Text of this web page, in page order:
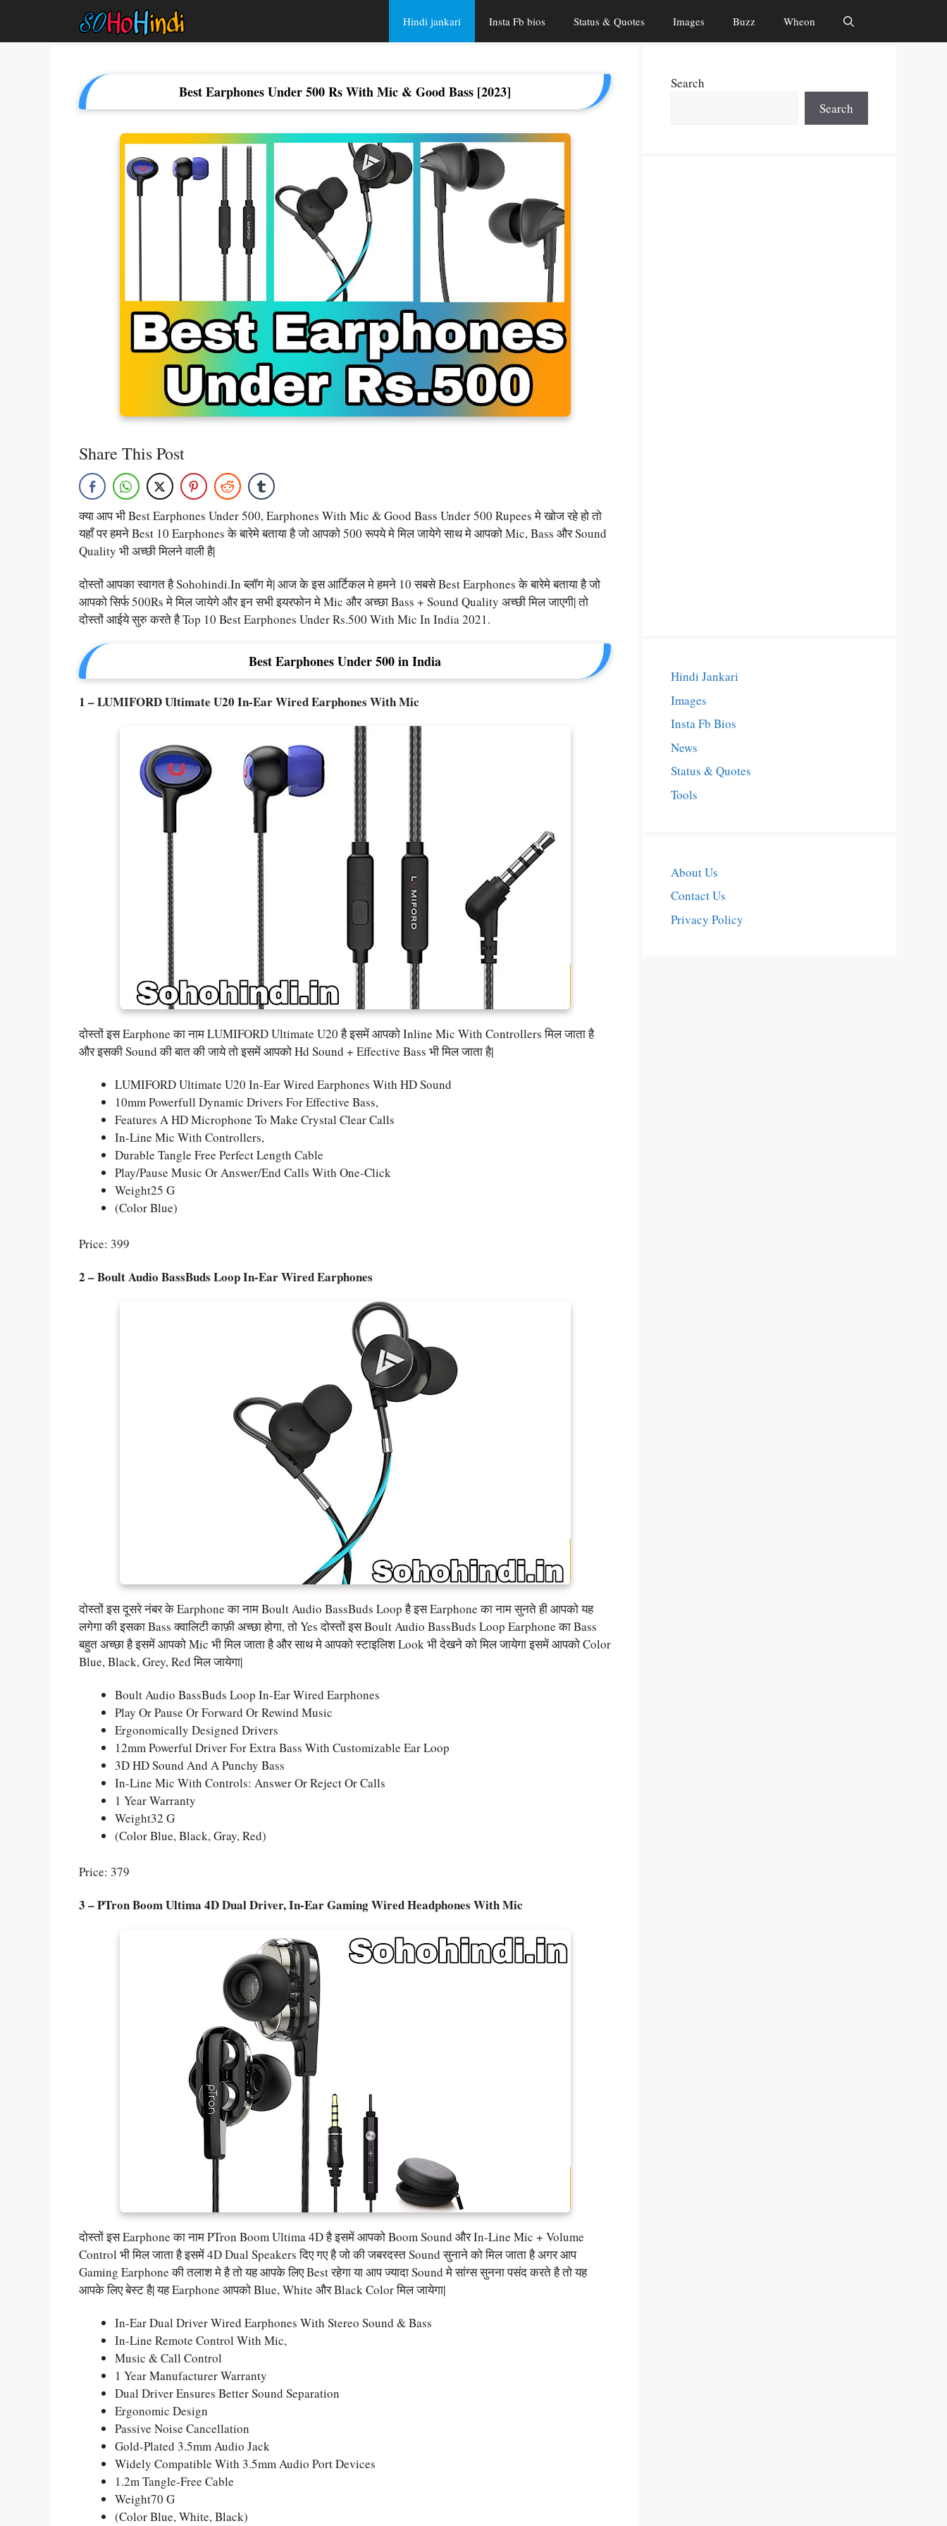
Content
Hindi jankari Insta Fb bios Status & Quotes Images Buzz Wheon
Best Earphones Under 500 Rs With Mic & Good Bass [2023]
Share This Post
क्या आप भी Best Earphones Under 500, Earphones With Mic & Good Bass Under 500 Rupees मे खोज रहे हो तो
यहाँ पर हमने Best 10 Earphones के बारेमे बताया है जो आपको 500 रूपये मे मिल जायेगे साथ मे आपको Mic, Bass और Sound
Quality भी अच्छी मिलने वाली है|
दोस्तों आपका स्वागत है Sohohindi.in ब्लॉग मे| आज के इस आर्टिकल मे हमने 10 सबसे Best Earphones के बारेमे बताया है जो
आपको सिर्फ 500Rs मे मिल जायेगे और इन सभी इयरफोन मे Mic और अच्छा Bass + Sound Quality अच्छी मिल जाएगी| तो
दोस्तों आईये सुरु करते है Top 10 Best Earphones Under Rs.500 With Mic In India 2021.
Best Earphones Under 500 in India
1 – LUMIFORD Ultimate U20 In-Ear Wired Earphones With Mic
दोस्तों इस Earphone का नाम LUMIFORD Ultimate U20 है इसमें आपको Inline Mic With Controllers मिल जाता है
और इसकी Sound की बात की जाये तो इसमें आपको Hd Sound + Effective Bass भी मिल जाता है|
LUMIFORD Ultimate U20 In-Ear Wired Earphones With HD Sound
10mm Powerfull Dynamic Drivers For Effective Bass,
Features A HD Microphone To Make Crystal Clear Calls
In-Line Mic With Controllers,
Durable Tangle Free Perfect Length Cable
Play/pause Music Or Answer/end Calls With One-Click
Weight25 G
(Color Blue)
Price: 399
2 – Boult Audio BassBuds Loop In-Ear Wired Earphones
दोस्तों इस दूसरे नंबर के Earphone का नाम Boult Audio BassBuds Loop है इस Earphone का नाम सुनते ही आपको यह
लगेगा की इसका Bass क्वालिटी काफ़ी अच्छा होगा, तो Yes दोस्तों इस Boult Audio BassBuds Loop Earphone का Bass
बहुत अच्छा है इसमें आपको Mic भी मिल जाता है और साथ मे आपको स्टाइलिश Look भी देखने को मिल जायेगा इसमें आपको Color
Blue, Black, Grey, Red मिल जायेगा|
Boult Audio BassBuds Loop In-Ear Wired Earphones
Play Or Pause Or Forward Or Rewind Music
Ergonomically Designed Drivers
12mm Powerful Driver For Extra Bass With Customizable Ear Loop
3D HD Sound And A Punchy Bass
In-Line Mic With Controls: Answer Or Reject Or Calls
1 Year Warranty
Weight32 G
(Color Blue, Black, Gray, Red)
Price: 379
3 – PTron Boom Ultima 4D Dual Driver, In-Ear Gaming Wired Headphones With Mic
दोस्तों इस Earphone का नाम PTron Boom Ultima 4D है इसमें आपको Boom Sound और In-Line Mic + Volume
Control भी मिल जाता है इसमें 4D Dual Speakers दिए गए है जो की जबरदस्त Sound सुनाने को मिल जाता है अगर आप
Gaming Earphone की तलाश मे है तो यह आपके लिए Best रहेगा या आप ज्यादा Sound मे सांग्स सुनना पसंद करते है तो यह
आपके लिए बेस्ट है| यह Earphone आपको Blue, White और Black Color मिल जायेगा|
In-Ear Dual Driver Wired Earphones With Stereo Sound & Bass
In-Line Remote Control With Mic,
Music & Call Control
1 Year Manufacturer Warranty
Dual Driver Ensures Better Sound Separation
Ergonomic Design
Passive Noise Cancellation
Gold-Plated 3.5mm Audio Jack
Widely Compatible With 3.5mm Audio Port Devices
1.2m Tangle-Free Cable
Weight70 G
(Color Blue, White, Black)
Search
Search
Hindi Jankari
Images
Insta Fb Bios
News
Status & Quotes
Tools
About Us
Contact Us
Privacy Policy